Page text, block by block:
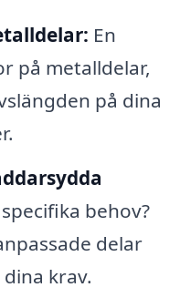
En
på metalldelar,
på dina
behov?
delar
krav.